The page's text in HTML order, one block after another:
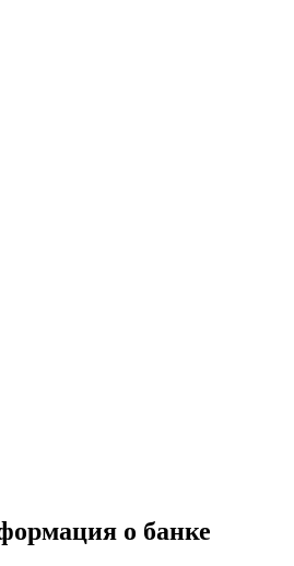
о банке